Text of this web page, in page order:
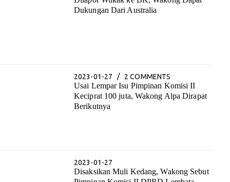
Dukungan Dari Australia
2023-01-27 2 COMMENTS
Usai Lempar Isu Pimpinan Komisi II
Keciprat 100 juta, Wakong Alpa Dirapat
Berikutnya
2023-01-27
Disaksikan Muli Kedang, Wakong Sebut